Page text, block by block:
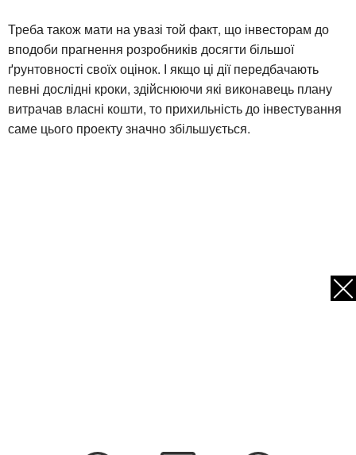
Треба також мати на увазі той факт, що інвесторам до
вподоби прагнення розробників досягти більшої
ґрунтовності своїх оцінок. І якщо ці дії передбачають
певні дослідні кроки, здійснюючи які виконавець плану
витрачав власні кошти, то прихильність до інвестування
саме цього проекту значно збільшується.